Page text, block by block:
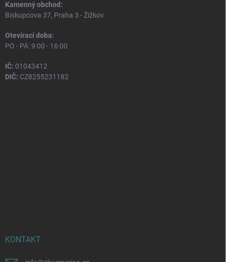
Kamenný obchod:
Biskupcova 37, Praha 3 - Žižkov
Otevírací doba:
PO - PÁ: 9:00 - 16:00
IČ: 01043412
DIČ: CZ8255231182
KONTAKT